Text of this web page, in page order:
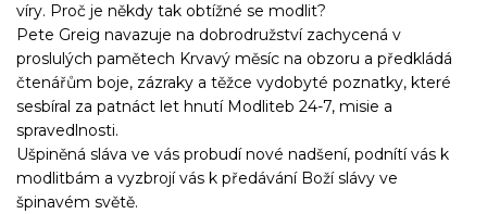
víry. Proč je někdy tak obtížné se modlit?
Pete Greig navazuje na dobrodružství zachycená v
proslulých pamětech Krvavý měsíc na obzoru a předkládá
čtenářům boje, zázraky a těžce vydobyté poznatky, které
sesbíral za patnáct let hnutí Modliteb 24-7, misie a
spravedlnosti.
Ušpiněná sláva ve vás probudí nové nadšení, podnítí vás k
modlitbám a vyzbrojí vás k předávání Boží slávy ve
špinavém světě.